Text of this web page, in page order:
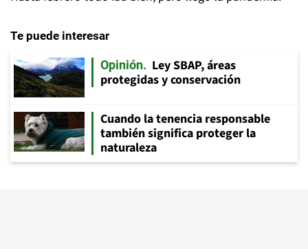
Te puede interesar
Opinión
Ley SBAP, áreas
protegidas y conservación
Cuando la tenencia responsable
también significa proteger la
naturaleza